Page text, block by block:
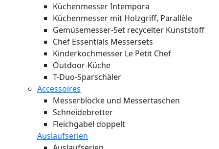
Küchenmesser Intempora
Küchenmesser mit Holzgriff, Parallèle
Gemüsemesser-Set recycelter Kunststoff
Chef Essentials Messersets
Kinderkochmesser Le Petit Chef
Outdoor-Küche
T-Duo-Sparschäler
Accessoires
Messerblöcke und Messertaschen
Schneidebretter
Fleichgabel doppelt
Auslaufserien